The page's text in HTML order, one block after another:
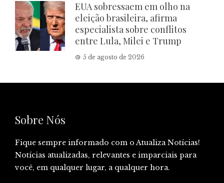
EUA sobressaem em olho na
eleição brasileira, afirma
especialista sobre conflitos
entre Lula, Milei e Trump
5 de agosto de 2026
Sobre Nós
Fique sempre informado com o Atualiza Notícias!
Notícias atualizadas, relevantes e imparciais para
você, em qualquer lugar, a qualquer hora.